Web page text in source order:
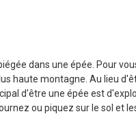
dans une épée. Pour
haute montagne. Au lieu
d'être une épée est
ou piquez sur le sol et